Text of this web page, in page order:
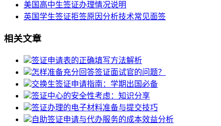
美国高中生签证办理情况说明
英国学生签证拒签原因分析技术常见面签
相关文章
签证申请表的正确填写方法解析
怎样准备充分回答签证面试官的问题？
交换生签证申请指南：学期出国必备
签证中心的安全性考虑：知识分享
签证办理的电子材料准备与提交技巧
自助签证申请与代办服务的成本效益分析